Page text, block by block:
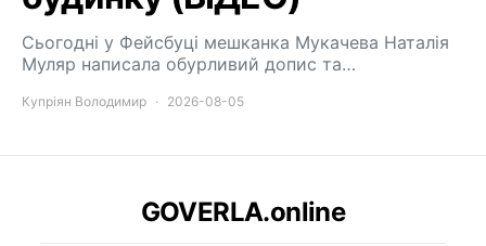
Сьогодні у Фейсбуці мешканка Мукачева Наталія
Муляр написала обурливий допис та…
Купріян Володимир 2026-08-05
GOVERLA.online